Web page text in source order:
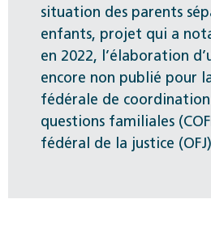
situation des parents
enfants, projet qui a
en 2022, l’élaboration
encore non publié pour
fédérale de
questions familiales
fédéral de la justice